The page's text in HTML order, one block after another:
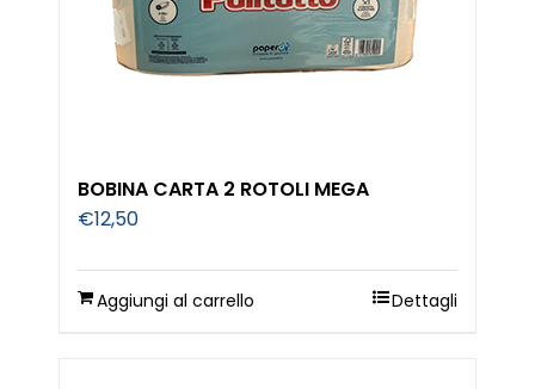
BOBINA CARTA 2 ROTOLI MEGA
€12,50
Aggiungi al carrello Dettagli